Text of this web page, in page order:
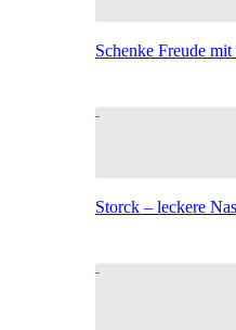
Schenke Freude mit
Storck – leckere